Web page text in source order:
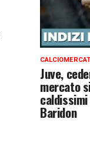
Juve,
mercato
caldissimi
Baridon